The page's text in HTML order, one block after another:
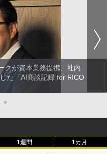
クが資本業務提携、社内
た「AI商談記録 for RICO
●
1週間 1カ月